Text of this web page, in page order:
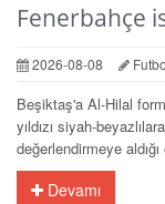
Fenerbahçe
2026-08-08
Beşiktaş'a Al-Hilal
yıldızı siyah-
değerlendirmeye
Devamı